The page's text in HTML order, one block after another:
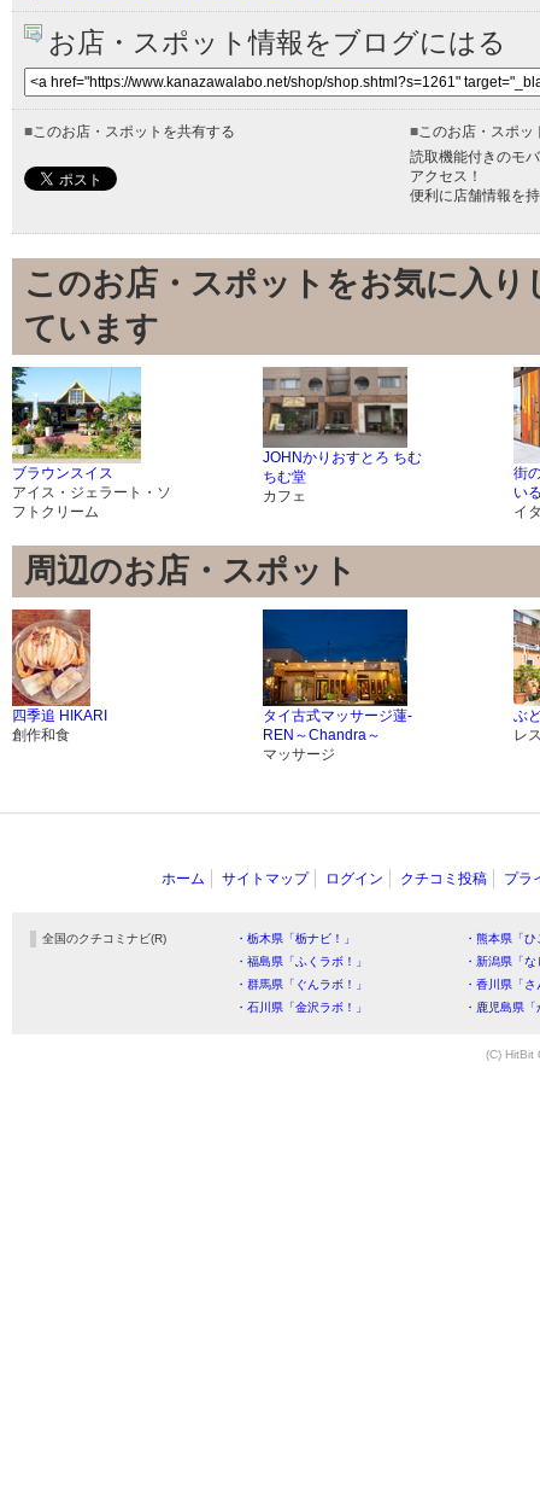
お店・スポット情報をブログにはる
■このお店・スポットを共有する ■このお店・スポッ
読取機能付きのモ
アクセス！
便利に店舗情報を
このお店・スポットをお気に入
ています
ブラウンスイス
アイス・ジェラート・ソ
フトクリーム
JOHNかりおすとろ ちむ
ちむ堂
カフェ
街
い
イ
周辺のお店・スポット
四季追 HIKARI
創作和食
タイ古式マッサージ蓮-
REN～Chandra～
マッサージ
ぶ
レ
ホーム サイトマップ ログイン クチコミ投稿 プラ
全国のクチコミナビ(R) ・栃木県「栃ナビ！」
・熊本県「
・福島県「ふくラボ！」
・新潟県「
・群馬県「ぐんラボ！」
・香川県「
・石川県「金沢ラボ！」
・鹿児島県
(C) HitBit